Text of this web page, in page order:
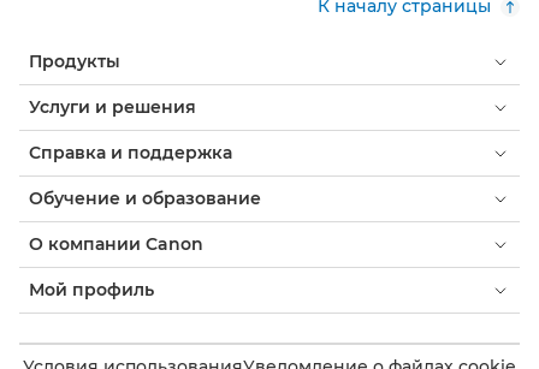
К началу страницы
Продукты
Услуги и решения
Справка и поддержка
Обучение и образование
О компании Canon
Мой профиль